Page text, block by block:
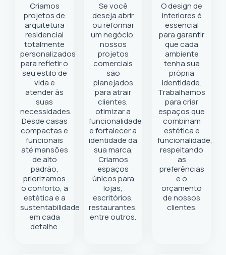
Criamos
projetos de
arquitetura
residencial
totalmente
personalizados
para refletir o
seu estilo de
vida e
atender às
suas
necessidades.
Desde casas
compactas e
funcionais
até mansões
de alto
padrão,
priorizamos
o conforto, a
estética e a
sustentabilidade
em cada
detalhe.
Se você
deseja abrir
ou reformar
um negócio,
nossos
projetos
comerciais
são
planejados
para atrair
clientes,
otimizar a
funcionalidade
e fortalecer a
identidade da
sua marca.
Criamos
espaços
únicos para
lojas,
escritórios,
restaurantes,
entre outros.
O design de
interiores é
essencial
para garantir
que cada
ambiente
tenha sua
própria
identidade.
Trabalhamos
para criar
espaços que
combinam
estética e
funcionalidade,
respeitando
as
preferências
e o
orçamento
de nossos
clientes.